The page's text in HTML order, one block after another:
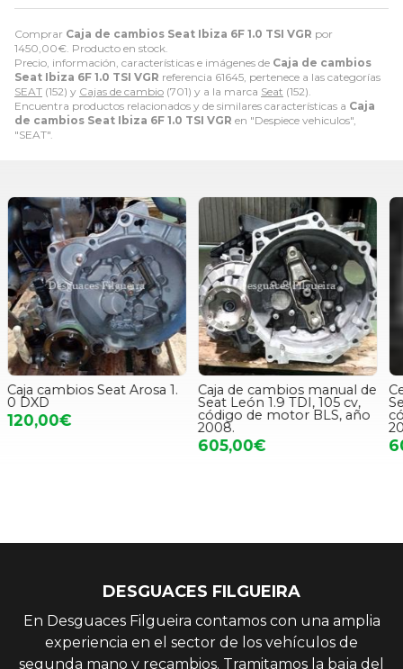
Comprar Caja de cambios Seat Ibiza 6F 1.0 TSI VGR por
1450,00€ . Producto en stock.
Precio, información, características e imágenes de Caja de cambios
Seat Ibiza 6F 1.0 TSI VGR referencia 61645, pertenece a las categorías
SEAT (152) y Cajas de cambio (701) y a la marca Seat (152).
Encuentra productos relacionados y de similares características a Caja
de cambios Seat Ibiza 6F 1.0 TSI VGR en "Despiece vehiculos",
"SEAT".
Caja de cambios manual de
Seat León 1.9 TDI, 105 cv,
código de motor BLS, año
2008.
Centralita check control de
Seat León 1.9 TDI, 105 cv,
código de motor BLS, año
2008.
60,00€
DESGUACES FILGUEIRA
En Desguaces Filgueira contamos con una amplia
experiencia en el sector de los vehículos de
segunda mano y recambios. Tramitamos la baja del